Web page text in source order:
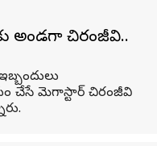
అండగా చిరంజీవి..
చేసే మెగాస్టార్ చిరంజీవి